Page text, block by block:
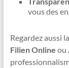
vous des
Regardez aussi
Filien Online ou